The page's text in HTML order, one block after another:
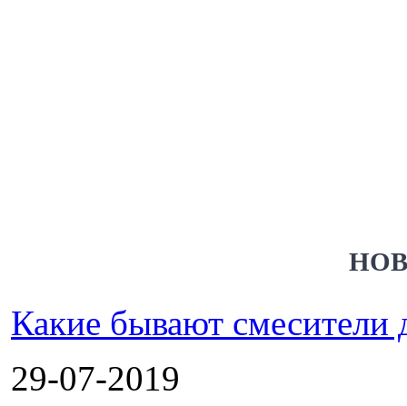
Какие бывают смесители
29-07-2019